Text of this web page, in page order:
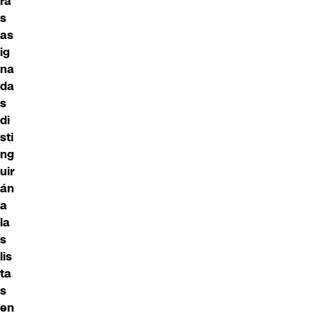
s
as
ig
na
da
s
di
sti
ng
uir
án
a
la
s
lis
ta
s
en